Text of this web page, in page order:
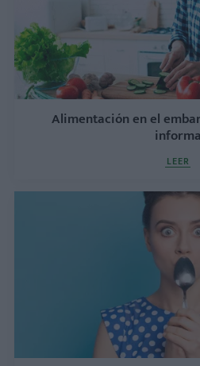
Alimentación en el
informa
LEER